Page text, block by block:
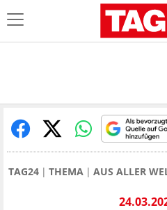
TAG24 THEMA AUS ALLER